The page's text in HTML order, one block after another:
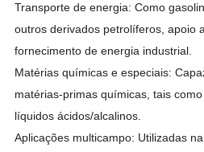
Transporte de energia: Como
outros derivados petrolíferos, apoio
fornecimento de energia industrial.
Matérias químicas e especiais:
matérias-primas químicas, tais
líquidos ácidos/alcalinos.
Aplicações multicampo: Utilizadas